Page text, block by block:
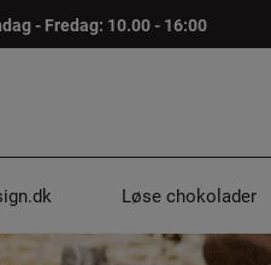
- Fredag: 10.00 - 16:00
Løse chokolader